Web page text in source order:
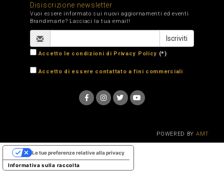
Disiscrizione newsletter
Vuoi essere informato sui nuovi aggiornamenti ed eventi
Brandimarte? Lasciaci la tua email!
Accetto le condizioni di Privacy Policy (*)
Accetto di essere contattato a fini commerciali
POWERED BY AMT
Informativa sulla raccolta
Le tue preferenze relative alla privacy